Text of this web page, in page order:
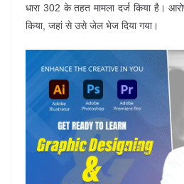
धारा 302 के तहत मामला दर्ज किया है।
किया, जहां से उसे जेल भेज दिया गया।